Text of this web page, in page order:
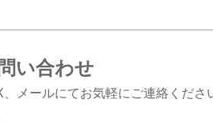
い合わせ
メールにてお気軽にご連絡くださ